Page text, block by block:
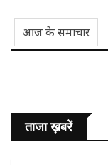
आज के समाचार
ताजा ख़बरें